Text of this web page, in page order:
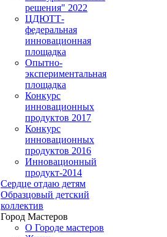
решения" 2022
ЦДЮТТ-
федеральная
инновационная
площадка
Опытно-
экспериментальная
площадка
Конкурс
инновационных
продуктов 2017
Конкурс
инновационных
продуктов 2016
Инновационный
продукт-2014
Сердце отдаю детям
Образцовый детский
коллектив
Город Мастеров
О Городе мастеров